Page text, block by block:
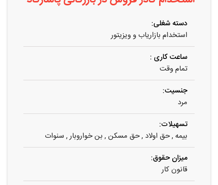
دسته شغلی:
استخدام بازاریاب و ویزیتور
ساعت کاری :
تمام وقت
جنسیت:
مرد
تسهیلات:
بیمه , حق اولاد , حق مسکن , بن خواروبار , سنوات
میزان حقوق:
قانون کار